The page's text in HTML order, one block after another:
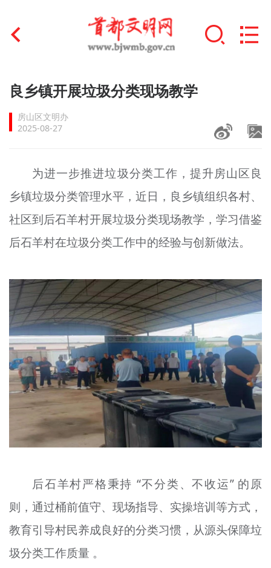
首页
文明创建
文明培育
+
未成年人思想道德建设
榜样人物
+
文明评论
北京宣传文化引导基金
宣传思想文化人才
专题
资料库
+
良乡镇开展垃圾分类现场教学
房山区文明办
2025-08-27
为进一步推进垃圾分类工作，提升房山区良
乡镇垃圾分类管理水平，近日，良乡镇组织各村、
社区到后石羊村开展垃圾分类现场教学，学习借鉴
后石羊村在垃圾分类工作中的经验与创新做法。
后石羊村严格秉持 “不分类、不收运” 的原
则，通过桶前值守、现场指导、实操培训等方式，
教育引导村民养成良好的分类习惯，从源头保障垃
圾分类工作质量 。